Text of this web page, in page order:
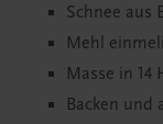
Schnee aus
Mehl
Masse in 14
Backen und